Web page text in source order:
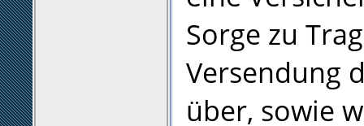
Sorge zu
Versendung
über, sowie